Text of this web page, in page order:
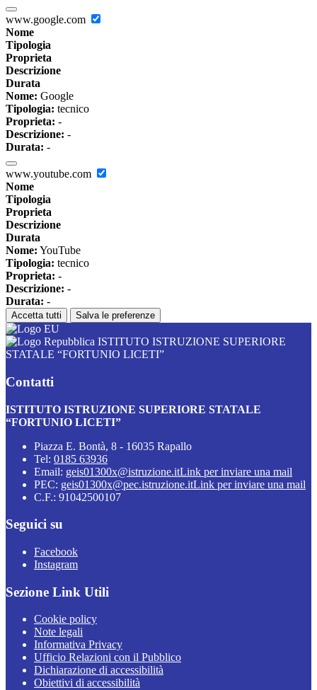
www.google.com
Nome
Tipologia
Proprieta
Descrizione
Durata
Nome: Google
Tipologia: tecnico
Proprieta: -
Descrizione: -
Durata: -
www.youtube.com
Nome
Tipologia
Proprieta
Descrizione
Durata
Nome: YouTube
Tipologia: tecnico
Proprieta: -
Descrizione: -
Durata: -
Accetta tutti Salva le preferenze
ISTITUTO ISTRUZIONE SUPERIORE
STATALE “FORTUNIO LICETI”
Contatti
ISTITUTO ISTRUZIONE SUPERIORE STATALE
“FORTUNIO LICETI”
Piazza E. Bontà, 8 - 16035 Rapallo
Tel: 0185 63936
Email: geis01300x@istruzione.itLink per inviare una mail
PEC: geis01300x@pec.istruzione.itLink per inviare una mail
C.F.: 91042500107
Seguici su
Facebook
Instagram
Sezione Link Utili
Cookie policy
Note legali
Informativa Privacy
Ufficio Relazioni con il Pubblico
Dichiarazione di accessibilità
Obiettivi di accessibilità